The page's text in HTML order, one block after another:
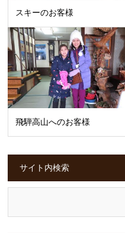
スキーのお客様
飛騨高山へのお客様
サイト内検索